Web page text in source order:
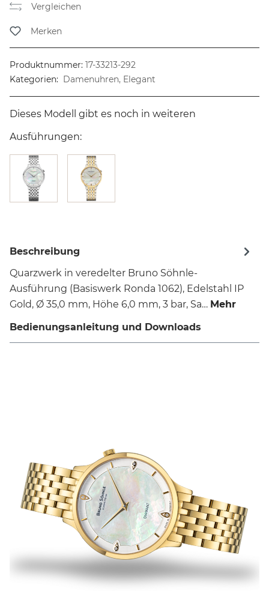
Vergleichen
Merken
Produktnummer: 17-33213-292
Kategorien: Damenuhren, Elegant
Dieses Modell gibt es noch in weiteren
Ausführungen:
Beschreibung
Quarzwerk in veredelter Bruno Söhnle-
Ausführung (Basiswerk Ronda 1062), Edelstahl IP
Gold, Ø 35,0 mm, Höhe 6,0 mm, 3 bar, Sa… Mehr
Bedienungsanleitung und Downloads